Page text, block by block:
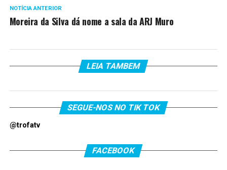
NOTÍCIA ANTERIOR
Moreira da Silva dá nome a sala da ARJ Muro
LEIA TAMBEM
SEGUE-NOS NO TIK TOK
@trofatv
FACEBOOK